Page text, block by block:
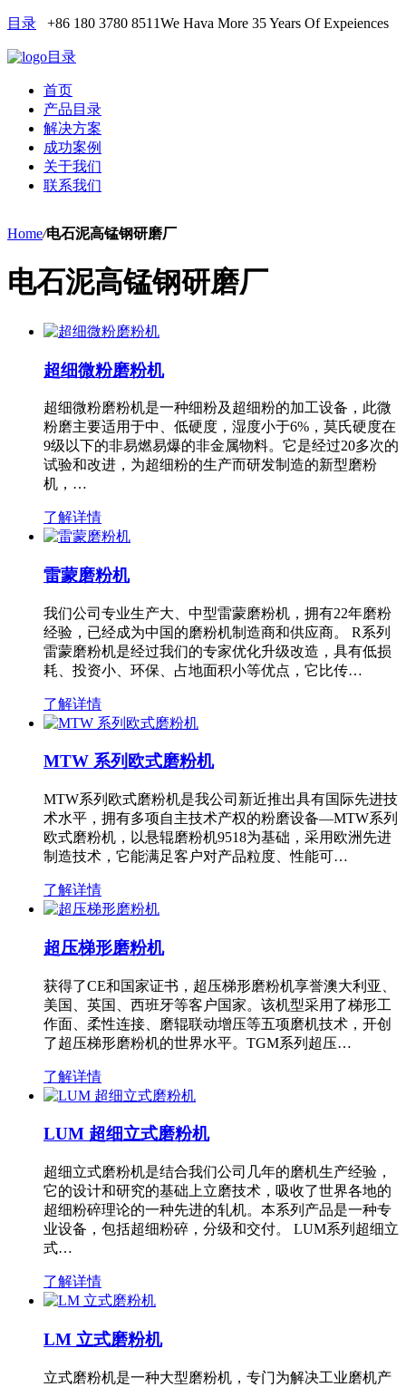
目录 +86 180 3780 8511We Hava More 35 Years Of Expeiences
目录
首页
产品目录
解决方案
成功案例
关于我们
联系我们
Home/电石泥高锰钢研磨厂
电石泥高锰钢研磨厂
超细微粉磨粉机
超细微粉磨粉机是一种细粉及超细粉的加工设备，此微
粉磨主要适用于中、低硬度，湿度小于6%，莫氏硬度在
9级以下的非易燃易爆的非金属物料。它是经过20多次的
试验和改进，为超细粉的生产而研发制造的新型磨粉
机，…
了解详情
雷蒙磨粉机
我们公司专业生产大、中型雷蒙磨粉机，拥有22年磨粉
经验，已经成为中国的磨粉机制造商和供应商。 R系列
雷蒙磨粉机是经过我们的专家优化升级改造，具有低损
耗、投资小、环保、占地面积小等优点，它比传…
了解详情
MTW 系列欧式磨粉机
MTW系列欧式磨粉机是我公司新近推出具有国际先进技
术水平，拥有多项自主技术产权的粉磨设备—MTW系列
欧式磨粉机，以悬辊磨粉机9518为基础，采用欧洲先进
制造技术，它能满足客户对产品粒度、性能可…
了解详情
超压梯形磨粉机
获得了CE和国家证书，超压梯形磨粉机享誉澳大利亚、
美国、英国、西班牙等客户国家。该机型采用了梯形工
作面、柔性连接、磨辊联动增压等五项磨机技术，开创
了超压梯形磨粉机的世界水平。TGM系列超压…
了解详情
LUM 超细立式磨粉机
超细立式磨粉机是结合我们公司几年的磨机生产经验，
它的设计和研究的基础上立磨技术，吸收了世界各地的
超细粉碎理论的一种先进的轧机。本系列产品是一种专
业设备，包括超细粉碎，分级和交付。 LUM系列超细立
式…
了解详情
LM 立式磨粉机
立式磨粉机是一种大型磨粉机，专门为解决工业磨机产